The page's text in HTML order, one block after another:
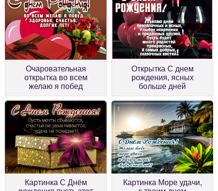
Очаровательная
открытка во всем
желаю я побед
Открытка С днем
рождения, ясных
больше дней
Картинка С Днём
Картинка Море удачи,